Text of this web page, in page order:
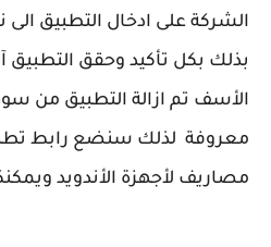
الشركة على ادخال التطبيق الى
بذلك بكل تأكيد وحقق التطبيق
الأسف تم ازالة التطبيق من
معروفة لذلك سنضع رابط
مصاريف لأجهزة الأندويد